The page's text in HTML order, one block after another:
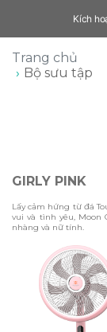
Kích
Trang chủ
Bộ sưu tập
GIRLY PINK
Lấy cảm hứng từ đá
vui và tình yêu, Moon
nhàng và nữ tính.